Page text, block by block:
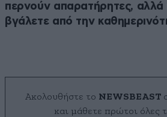
περνούν απαρατήρητες, αλλά
βγάλετε από την
Ακολουθήστε το NEWSBEAST
και μάθετε πρώτοι όλες